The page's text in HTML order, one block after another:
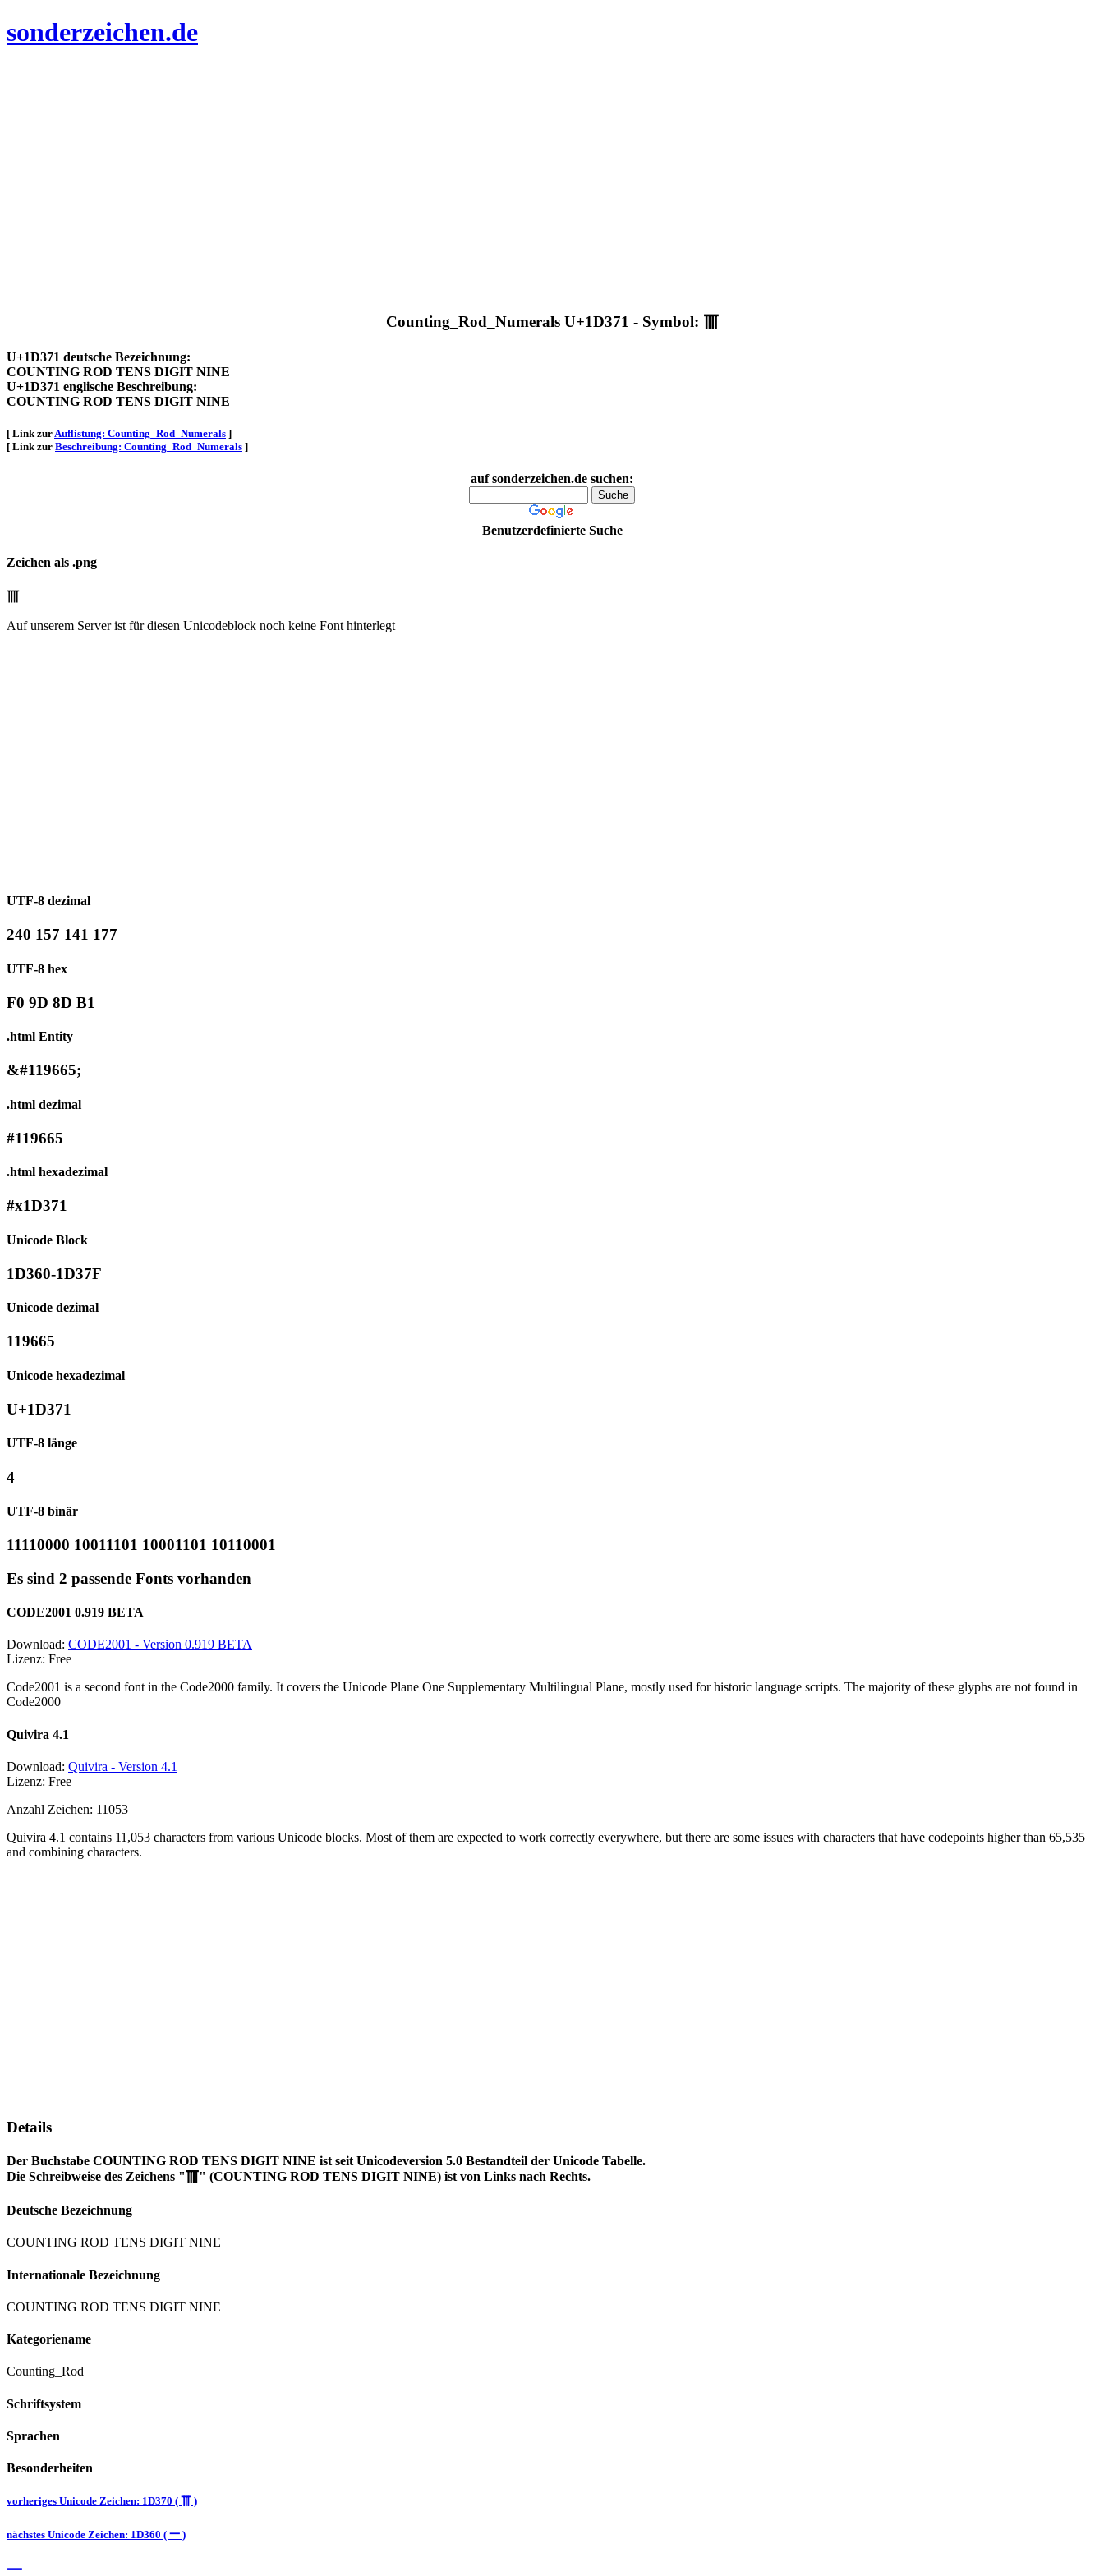
sonderzeichen.de
Counting_Rod_Numerals U+1D371 - Symbol: 𝍱
U+1D371 deutsche Bezeichnung:
COUNTING ROD TENS DIGIT NINE
U+1D371 englische Beschreibung:
COUNTING ROD TENS DIGIT NINE
[ Link zurAuflistung: Counting_Rod_Numerals ]
[ Link zur Beschreibung: Counting_Rod_Numerals ]
auf sonderzeichen.de suchen:
Benutzerdefinierte Suche
Zeichen als .png
𝍱
Auf unserem Server ist für diesen Unicodeblock noch keine Font hinterlegt
UTF-8 dezimal
240 157 141 177
UTF-8 hex
F0 9D 8D B1
.html Entity
&#119665;
.html dezimal
#119665
.html hexadezimal
#x1D371
Unicode Block
1D360-1D37F
Unicode dezimal
119665
Unicode hexadezimal
U+1D371
UTF-8 länge
4
UTF-8 binär
11110000 10011101 10001101 10110001
Es sind 2 passende Fonts vorhanden
CODE2001 0.919 BETA
Download: CODE2001 - Version 0.919 BETA
Lizenz: Free
Code2001 is a second font in the Code2000 family. It covers the Unicode Plane One Supplementary Multilingual Plane, mostly used for historic language scripts. The majority of these glyphs are not found in
Code2000
Quivira 4.1
Download: Quivira - Version 4.1
Lizenz: Free
Anzahl Zeichen: 11053
Quivira 4.1 contains 11,053 characters from various Unicode blocks. Most of them are expected to work correctly everywhere, but there are some issues with characters that have codepoints higher than 65,535
and combining characters.
Details
Der Buchstabe COUNTING ROD TENS DIGIT NINE ist seit Unicodeversion 5.0 Bestandteil der Unicode Tabelle.
Die Schreibweise des Zeichens "𝍱" (COUNTING ROD TENS DIGIT NINE) ist von Links nach Rechts.
Deutsche Bezeichnung
COUNTING ROD TENS DIGIT NINE
Internationale Bezeichnung
COUNTING ROD TENS DIGIT NINE
Kategoriename
Counting_Rod
Schriftsystem
Sprachen
Besonderheiten
vorheriges Unicode Zeichen: 1D370 ( 𝍰 )
nächstes Unicode Zeichen: 1D360 ( 𝍠 )
𝍠